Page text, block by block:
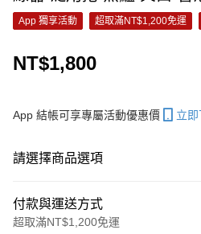
App 獨享活動 超取滿NT$1,200免運
NT$1,800
App 結帳可享專屬活動優惠價 立
請選擇商品選項
付款與運送方式
超取滿NT$1,200免運